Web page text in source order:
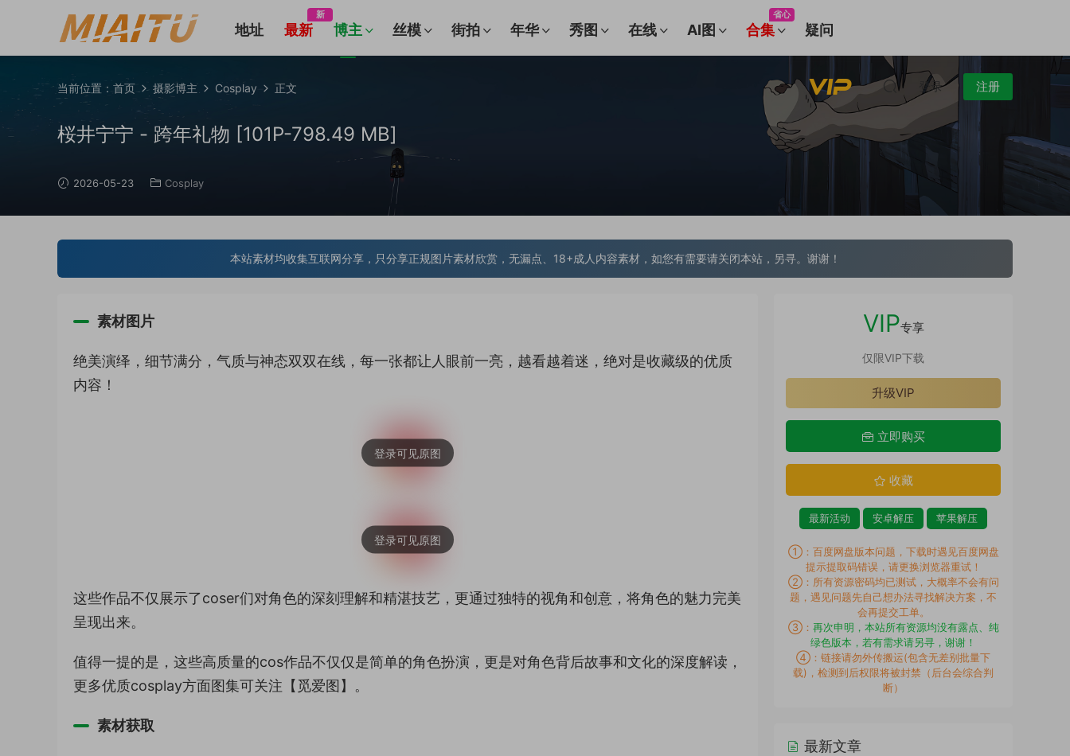
地址 最新
新
博主 丝模 街拍 年华 秀图 在线 AI图 合集
省心
疑问
登录 注册
当前位置： 首页 摄影博主 Cosplay 正文
桜井宁宁 - 跨年礼物 [101P-798.49 MB]
2026-05-23 Cosplay
本站素材均收集互联网分享，只分享正规图片素材欣赏，无漏点、18+成人内容素材，如您有需要请关闭本站，另寻。谢谢！
素材图片
绝美演绎，细节满分，气质与神态双双在线，每一张都让人眼前一亮，越看越着迷，绝对是收藏级的优质
内容！
这些作品不仅展示了coser们对角色的深刻理解和精湛技艺，更通过独特的视角和创意，将角色的魅力完美
呈现出来。
值得一提的是，这些高质量的cos作品不仅仅是简单的角色扮演，更是对角色背后故事和文化的深度解读，
更多优质cosplay方面图集可关注【觅爱图】。
素材获取
VIP专享
仅限VIP下载
升级VIP
立即购买
收藏
最新活动 安卓解压 苹果解压
①：百度网盘版本问题，下载时遇见百度网盘
提示提取码错误，请更换浏览器重试！
②：所有资源密码均已测试，大概率不会有问
题，遇见问题先自己想办法寻找解决方案，不
会再提交工单。
③： 再次申明，本站所有资源均没有露点、纯
绿色版本，若有需求请另寻，谢谢！
④：链接请勿外传搬运(包含无差别批量下
载)，检测到后权限将被封禁（后台会综合判
断）
最新文章